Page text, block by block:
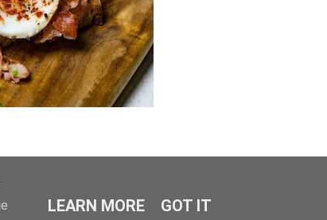
ÄLTERE POSTS
LEARN MORE GOT IT